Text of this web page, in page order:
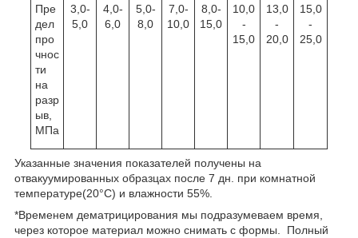
Пре
дел
про
чнос
ти
на
разр
ыв,
МПа
3,0-
5,0
4,0-
6,0
5,0-
8,0
7,0-
10,0
8,0-
15,0
10,0
-
15,0
13,0
-
20,0
15,0
-
25,0
Указанные значения показателей получены на
отвакуумированных образцах после 7 дн. при комнатной
температуре(20°C) и влажности 55%.
*Временем дематрицирования мы подразумеваем время,
через которое материал можно снимать с формы. Полный